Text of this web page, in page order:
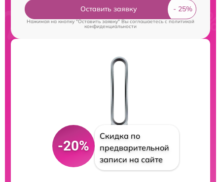
Оставить заявку
Нажимая на кнопку "Оставить заявку" Вы соглашаетесь cполитикой
конфиденциальности
-20%
Скидка по
предварительной
записи на сайте